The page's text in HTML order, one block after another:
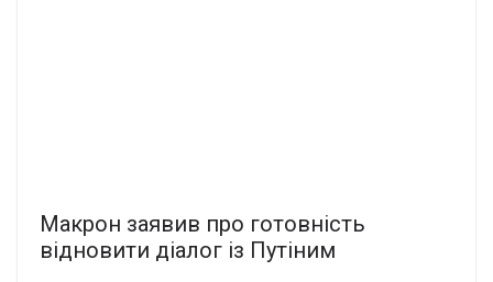
Макрон заявив про готовність
відновити діалог із Путіним